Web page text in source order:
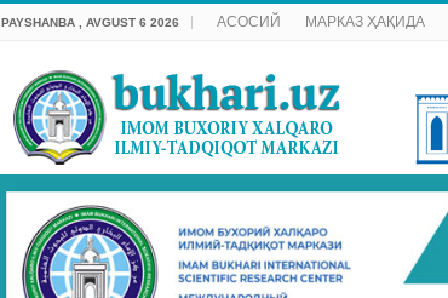
PAYSHANBA , AVGUST 6 2026 АСОСИЙ МАРКАЗ ҲАҚИДА